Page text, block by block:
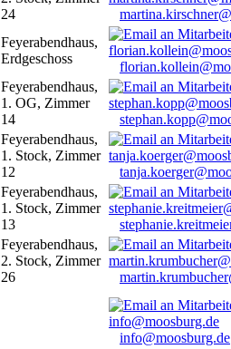
24
Feyerabendhaus,
Erdgeschoss
Feyerabendhaus,
1. OG, Zimmer
14
Feyerabendhaus,
1. Stock, Zimmer
12
Feyerabendhaus,
1. Stock, Zimmer
13
Feyerabendhaus,
2. Stock, Zimmer
26
info@moosburg.de